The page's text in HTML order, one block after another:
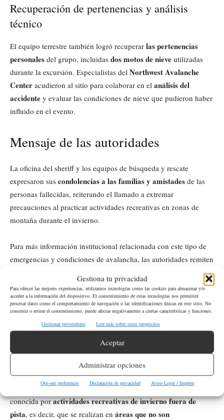
Gestiona tu privacidad
Para ofrecer las mejores experiencias, utilizamos tecnologías como las cookies para almacenar y/o
acceder a la información del dispositivo. El consentimiento de estas tecnologías nos permitirá
procesar datos como el comportamiento de navegación o las identificaciones únicas en este sitio. No
consentir o retirar el consentimiento, puede afectar negativamente a ciertas características y funciones.
Gestionar proveedores
Leer más sobre estos propósitos
Aceptar
Administrar opciones
Opt-out preferences Declaración de privacidad Aviso Legal / Imprint
Recuperación de pertenencias y análisis
técnico
El equipo terrestre también logró recuperar las pertenencias
personales del grupo, incluidas dos motos de nieve utilizadas
durante la excursión. Especialistas del Northwest Avalanche
Center acudieron al sitio para colaborar en el análisis del
accidente y evaluar las condiciones de nieve que pudieron haber
influido en el evento.
Mensaje de las autoridades
La oficina del sheriff y los equipos de búsqueda y rescate
expresaron sus condolencias a las familias y amistades de las
personas fallecidas, reiterando el llamado a extremar
precauciones al practicar actividades recreativas en zonas de
montaña durante el invierno.
Para más información institucional relacionada con este tipo de
emergencias y condiciones de avalancha, las autoridades remiten
sitio
oficial
), el Northwest Avalanche Center(NWAC ) y los recursos
deBúsqueda y Rescate del Condado King (King County SAR
en español).
¿Dónde ocurrió exactamente la avalancha?
Laavalanchase produjo en el área deLongs Pass, una zona
montañosa remota ubicada en el norte del
condado Kittitas
conocida poractividades recreativas de invierno fuera de
pista, es decir, que se realizan en áreas que no son